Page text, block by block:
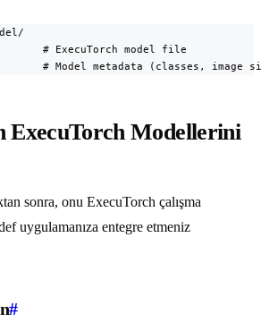
# ExecuTorch model file
# Model metadata (classes, image
ExecuTorch Modellerini
sonra, onu ExecuTorch çalışma
uygulamanıza entegre etmeniz
#